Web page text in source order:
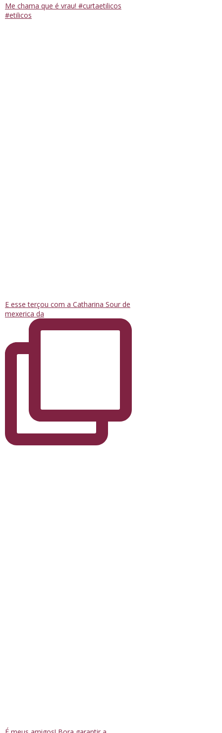
Me chama que é vrau! #curtaetilicos
#etilicos
E esse terçou com a Catharina Sour de
mexerica da